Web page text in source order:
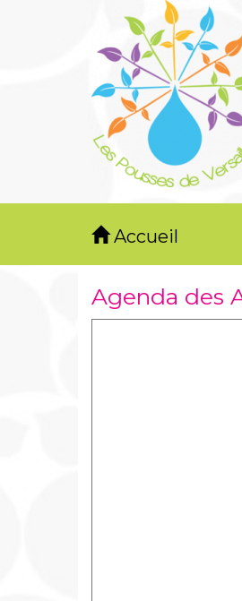
Accueil
Agenda des